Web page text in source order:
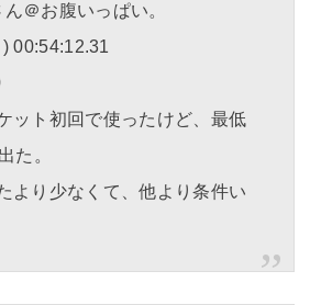
＠お腹いっぱい。
00:54:12.31
ット初回で使ったけど、最低
た。
より少なくて、他より条件い